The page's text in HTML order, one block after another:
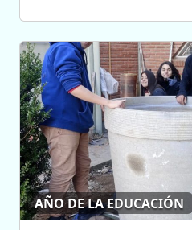
AÑO DE LA EDUCACIÓN